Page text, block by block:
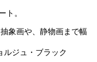
ト。
象画や、静物画まで幅
ルジュ・ブラック